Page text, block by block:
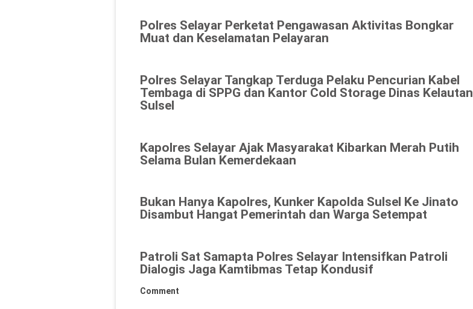
Polres Selayar Perketat Pengawasan Aktivitas Bongkar
Muat dan Keselamatan Pelayaran
Polres Selayar Tangkap Terduga Pelaku Pencurian Kabel
Tembaga di SPPG dan Kantor Cold Storage Dinas Kelautan
Sulsel
Kapolres Selayar Ajak Masyarakat Kibarkan Merah Putih
Selama Bulan Kemerdekaan
Bukan Hanya Kapolres, Kunker Kapolda Sulsel Ke Jinato
Disambut Hangat Pemerintah dan Warga Setempat
Patroli Sat Samapta Polres Selayar Intensifkan Patroli
Dialogis Jaga Kamtibmas Tetap Kondusif
Comment